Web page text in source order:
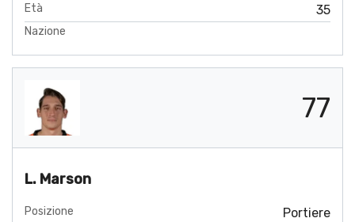
Età 35
Nazione
77
L. Marson
Posizione Portiere